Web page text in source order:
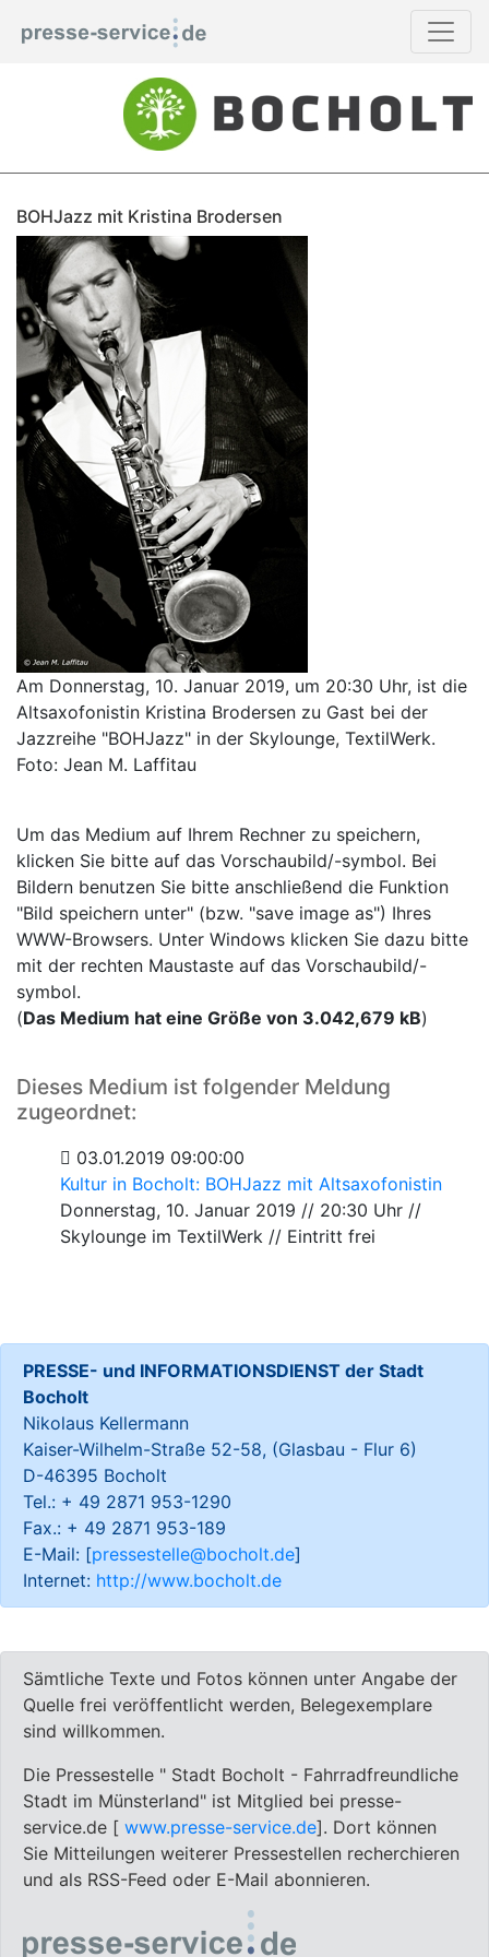
BOHJazz mit Kristina Brodersen
Am Donnerstag, 10. Januar 2019, um 20:30 Uhr, ist die
Altsaxofonistin Kristina Brodersen zu Gast bei der
Jazzreihe "BOHJazz" in der Skylounge, TextilWerk.
Foto: Jean M. Laffitau
Um das Medium auf Ihrem Rechner zu speichern,
klicken Sie bitte auf das Vorschaubild/-symbol. Bei
Bildern benutzen Sie bitte anschließend die Funktion
"Bild speichern unter" (bzw. "save image as") Ihres
WWW-Browsers. Unter Windows klicken Sie dazu bitte
mit der rechten Maustaste auf das Vorschaubild/-
symbol.
(Das Medium hat eine Größe von 3.042,679 kB)
Dieses Medium ist folgender Meldung
zugeordnet:
03.01.2019 09:00:00
Kultur in Bocholt: BOHJazz mit Altsaxofonistin
Donnerstag, 10. Januar 2019 // 20:30 Uhr //
Skylounge im TextilWerk // Eintritt frei
PRESSE- und INFORMATIONSDIENST der Stadt
Bocholt
Nikolaus Kellermann
Kaiser-Wilhelm-Straße 52-58, (Glasbau - Flur 6)
D-46395 Bocholt
Tel.: + 49 2871 953-1290
Fax.: + 49 2871 953-189
E-Mail: [pressestelle@bocholt.de]
Internet: http://www.bocholt.de
Sämtliche Texte und Fotos können unter Angabe der
Quelle frei veröffentlicht werden, Belegexemplare
sind willkommen.
Die Pressestelle " Stadt Bocholt - Fahrradfreundliche
Stadt im Münsterland" ist Mitglied bei presse-
service.de [ www.presse-service.de]. Dort können
Sie Mitteilungen weiterer Pressestellen recherchieren
und als RSS-Feed oder E-Mail abonnieren.